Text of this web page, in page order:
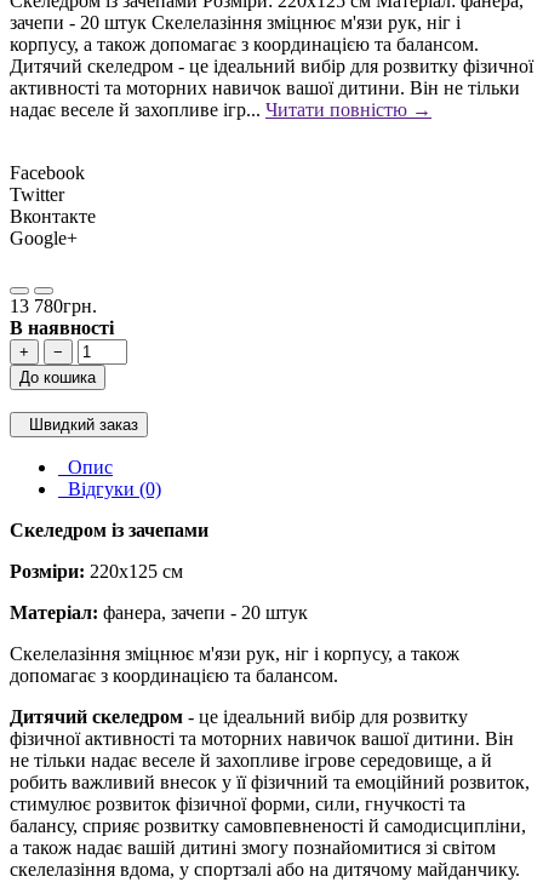
зачепи - 20 штук Скелелазіння зміцнює м'язи рук, ніг і
корпусу, а також допомагає з координацією та балансом.
Дитячий скеледром - це ідеальний вибір для розвитку фізичної
активності та моторних навичок вашої дитини. Він не тільки
надає веселе й захопливе ігр... Читати повністю →
Facebook
Twitter
Вконтакте
Google+
13 780грн.
В наявності
+
−
До кошика
Швидкий заказ
Опис
Відгуки (0)
Скеледром із зачепами
Розміри: 220х125 см
Матеріал: фанера, зачепи - 20 штук
Скелелазіння зміцнює м'язи рук, ніг і корпусу, а також
допомагає з координацією та балансом.
Дитячий скеледром - це ідеальний вибір для розвитку
фізичної активності та моторних навичок вашої дитини. Він
не тільки надає веселе й захопливе ігрове середовище, а й
робить важливий внесок у її фізичний та емоційний розвиток,
стимулює розвиток фізичної форми, сили, гнучкості та
балансу, сприяє розвитку самовпевненості й самодисципліни,
а також надає вашій дитині змогу познайомитися зі світом
скелелазіння вдома, у спортзалі або на дитячому майданчику.